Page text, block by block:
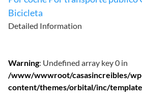
Bicicleta
Detailed Information
Warning: Undefined array key 0 in
/www/wwwroot/casasincreibles/
content/themes/orbital/inc/